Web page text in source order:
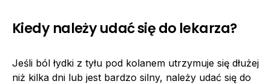
Kiedy należy udać się do lekarza?
Jeśli ból łydki z tyłu pod kolanem utrzymuje się dłużej
niż kilka dni lub jest bardzo silny, należy udać się do